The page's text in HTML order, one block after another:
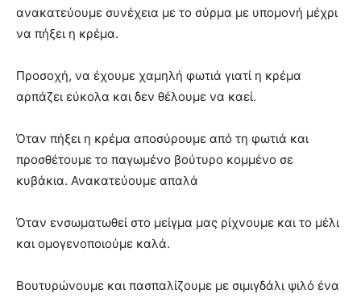
ανακατεύουμε συνέχεια με το σύρμα με υπομονή μέχρι
να πήξει η κρέμα.
Προσοχή, να έχουμε χαμηλή φωτιά γιατί η κρέμα
αρπάζει εύκολα και δεν θέλουμε να καεί.
Όταν πήξει η κρέμα αποσύρουμε από τη φωτιά και
προσθέτουμε το παγωμένο βούτυρο κομμένο σε
κυβάκια. Ανακατεύουμε απαλά
Όταν ενσωματωθεί στο μείγμα μας ρίχνουμε και το μέλι
και ομογενοποιούμε καλά.
Βουτυρώνουμε και πασπαλίζουμε με σιμιγδάλι ψιλό ένα